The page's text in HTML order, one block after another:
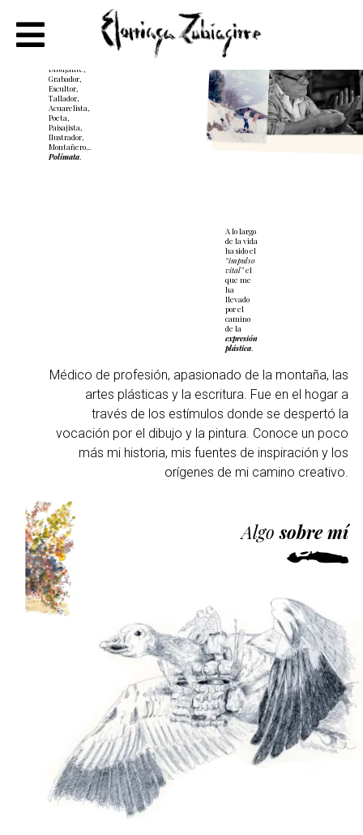
Dibujante,
Grabador,
Escultor,
Tallador,
Acuarelista,
Poeta,
Paisajista,
Ilustrador,
Montañero...
Polímata
A lo largo
de la vida
ha sido el
“impulso
vital”el
que me
ha
llevado
por el
camino
de la
expresión
plástica
Médico de profesión, apasionado de la montaña, las
artes plásticas y la escritura. Fue en el hogar a
través de los estímulos donde se despertó la
vocación por el dibujo y la pintura. Conoce un poco
más mi historia, mis fuentes de inspiración y los
orígenes de mi camino creativo.
Algosobre mí